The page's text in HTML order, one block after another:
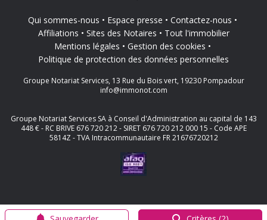
Qui sommes-nous Espace presse
Contactez-nous
Affiliations
Sites des Notaires
Tout l'immobilier
Mentions légales
Gestion des cookies
Politique de protection des données personnelles
Groupe Notariat Services, 13 Rue du Bois vert, 19230 Pompadour
info@immonot.com
Groupe Notariat Services SA à Conseil d'Administration au capital de 143
448 € - RC BRIVE 676 720 212 - SIRET 676 720 212 000 15 - Code APE
5814Z - TVA Intracommunautaire FR 21676720212